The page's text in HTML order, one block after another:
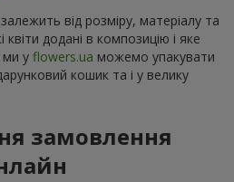
від розміру, матеріалу та
додані в композицію і яке
у flowers.ua можемо упакувати
кошик та і у велику
замовлення